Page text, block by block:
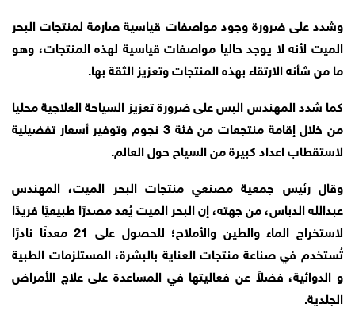
وشدد على ضرورة وجود مواصفات قياسية صارمة لمنتجات البحر
الميت لأنه لا يوجد حاليا مواصفات قياسية لهذه المنتجات، وهو
ما من شأنه الارتقاء بهذه المنتجات وتعزيز الثقة بها.
كما شدد المهندس البس على ضرورة تعزيز السياحة العلاجية محليا
من خلال إقامة منتجعات من فئة 3 نجوم وتوفير أسعار تفضيلية
لاستقطاب اعداد كبيرة من السياح حول العالم.
وقال رئيس جمعية مصنعي منتجات البحر الميت، المهندس
عبدالله الدباس، من جهته، إن البحر الميت يُعد مصدرًا طبيعيًا فريدًا
لاستخراج الماء والطين والأملاح؛ للحصول على 21 معدنًا نادرًا
تُستخدم في صناعة منتجات العناية بالبشرة، المستلزمات الطبية
و الدوائية، فضلاً عن فعاليتها في المساعدة على علاج الأمراض
الجلدية.